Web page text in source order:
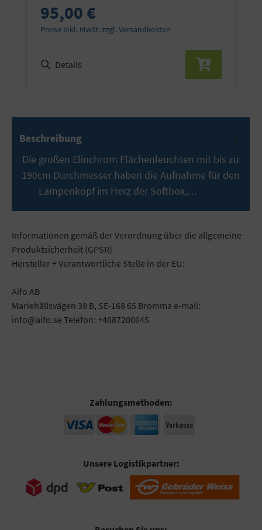
95,00 €
Preise inkl. MwSt. zzgl. Versandkosten
Details
Beschreibung
Die großen Elinchrom Flächenleuchten mit bis zu
190cm Durchmesser haben die Aufnahme für den
Lampenkopf im Herz der Softbox,…
Informationen gemäß der Verordnung über die allgemeine
Produktsicherheit (GPSR)
Hersteller + Verantwortliche Stelle in der EU:
Aifo AB
Mariehällsvägen 39 B, SE-168 65 Bromma e-mail:
info@aifo.se Telefon: +4687200645
Zahlungsmethoden:
Unsere Logistikpartner: